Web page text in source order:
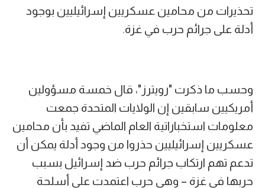
تحذيرات من محامين عسكريين إسرائيليين بوجود
أدلة على جرائم حرب في غزة.
وحسب ما ذكرت "رويترز"، قال خمسة مسؤولين
أمريكيين سابقين إن الولايات المتحدة جمعت
معلومات استخباراتية العام الماضي تفيد بأن محامين
عسكريين إسرائيليين حذروا من وجود أدلة يمكن أن
تدعم تهم ارتكاب جرائم حرب ضد إسرائيل بسبب
حربها في غزة – وهي حرب اعتمدت على أسلحة